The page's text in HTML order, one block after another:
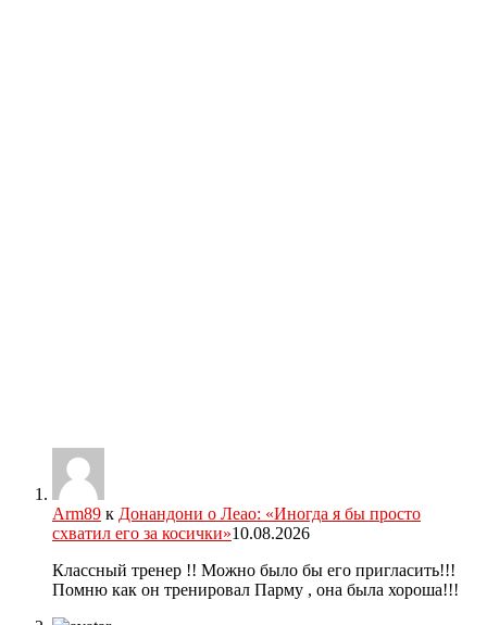
Arm89 к Донандони о Леао: «Иногда я бы просто
схватил его за косички»10.08.2026
Классный тренер !! Можно было бы его пригласить!!!
Помню как он тренировал Парму , она была хороша!!!